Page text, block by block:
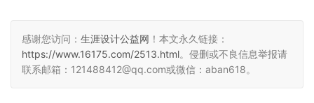
感谢您访问： 生涯设计公益网 ！本文永久链接：
https://www.16175.com/2513.html。侵删或不良信息举报请
联系邮箱：121488412@qq.com或微信：aban618。